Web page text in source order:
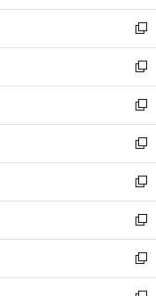
開
く
ウ
で
開
く
ン
ド
ウ
で
開
く
ウ
ィ
ン
ド
ウ
で
開
く
新
し
い
ウ
ィ
ン
ド
ウ
で
開
く
新
し
い
ウ
ィ
ン
ド
ウ
で
開
く
新
し
い
ウ
ィ
ン
ド
ウ
で
開
新
し
い
ウ
ィ
ン
ド
ウ
新
し
い
ウ
ィ
ン
新
し
い
ウ
新
し